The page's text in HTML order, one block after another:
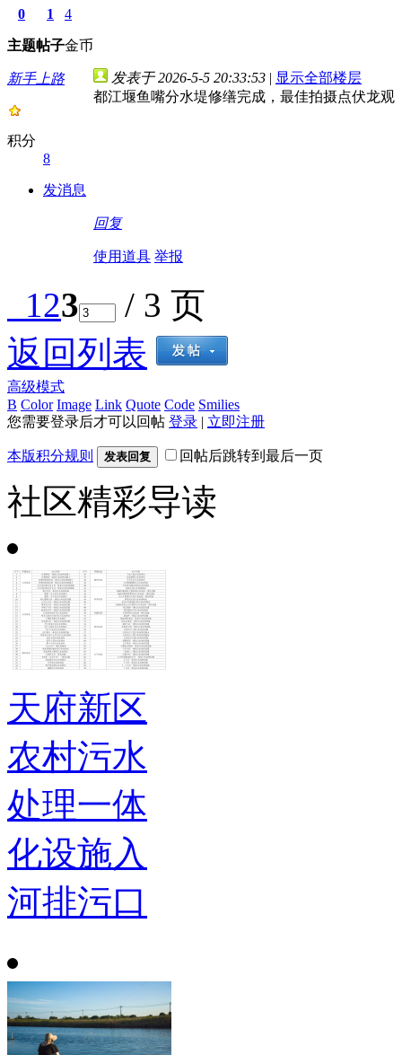
0
主题
1
帖子
4
金币
新手上路
积分
8
发消息
发表于 2026-5-5 20:33:53 | 显示全部楼层
都江堰鱼嘴分水堤修缮完成，最佳拍摄点伏龙观
回复
使用道具 举报
123
/ 3 页
返回列表
高级模式
B Color Image Link Quote Code Smilies
您需要登录后才可以回帖 登录 | 立即注册
本版积分规则 发表回复 回帖后跳转到最后一页
社区精彩导读
天府新区
农村污水
处理一体
化设施入
河排污口